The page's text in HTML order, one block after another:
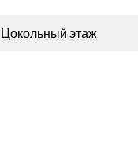
Цокольный этаж